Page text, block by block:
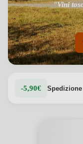
"Vini
-5,90€